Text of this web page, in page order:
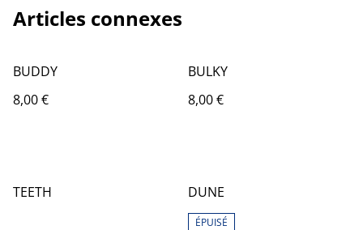
Articles connexes
BUDDY
8,00 €
BULKY
8,00 €
TEETH DUNE
ÉPUISÉ